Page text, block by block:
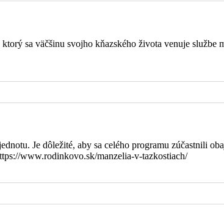
sa väčšinu svojho kňazského života venuje službe
Je dôležité, aby sa celého programu zúčastnili
www.rodinkovo.sk/manzelia-v-tazkostiach/